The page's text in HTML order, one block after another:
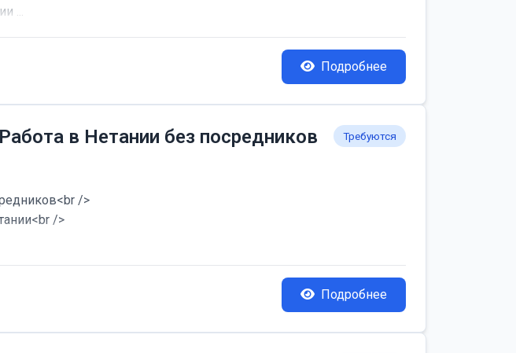
...
Подробнее
в Нетании без посредников Требуются
/>
/>
Подробнее